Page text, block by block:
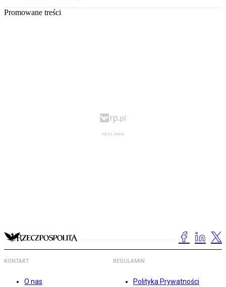
Promowane treści
KONTAKT
O nas
REGULAMIN
Polityka Prywatności